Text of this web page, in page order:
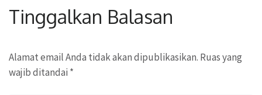
Tinggalkan Balasan
Alamat email Anda tidak akan dipublikasikan. Ruas yang
wajib ditandai *